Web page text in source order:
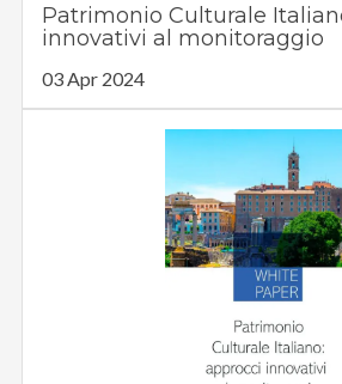
Patrimonio Culturale
innovativi al monitoraggio
03 Apr 2024